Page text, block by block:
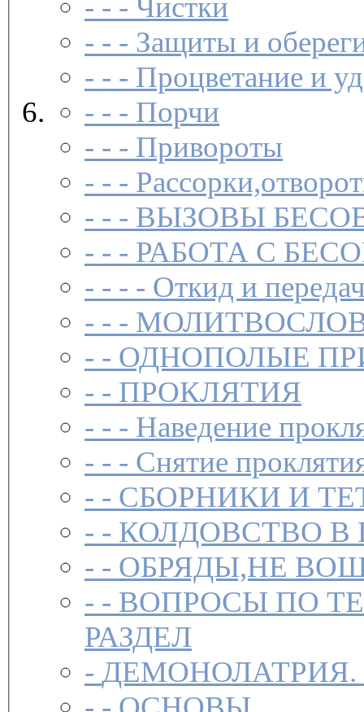
- - - Чистки­
- - - Защиты и
- - - Процветание и
- - - Порчи
- - - Привороты
- - -
- - - ВЫЗОВЫ
- - - РАБОТА С
- - - - Откид и
- - -
- - ОДНОПОЛЫЕ
- - ПРОКЛЯТИЯ
- - - Наведение
- - - Снятие
- - СБОРНИКИ И
- - КОЛДОВСТВО В
- - ОБРЯДЫ,НЕ
- - ВОПРОСЫ ПО
РАЗДЕЛ
-